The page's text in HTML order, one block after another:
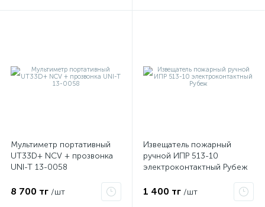
Мультиметр портативный
UT33D+ NCV + прозвонка
UNI-T 13-0058
8 700 тг /шт
Извещатель пожарный
ручной ИПР 513-10
электроконтактный Рубеж
1 400 тг /шт